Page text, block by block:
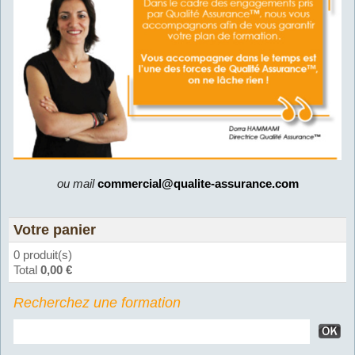
ou mailcommercial@qualite-assurance.com
Votre panier
0 produit(s)
Total 0,00 €
Recherchez une formation